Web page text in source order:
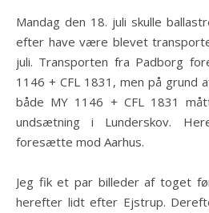
Mandag den 18. juli skulle ballastrenseren retur til Aarhus
efter have være blevet
juli. Transporten fra Padborg
1146 + CFL 1831, men på grund
både MY 1146 + CFL 1831
undsætning i Lunderskov.
foresætte mod Aarhus.
Jeg fik et par billeder af toget
herefter lidt efter Ejstrup.